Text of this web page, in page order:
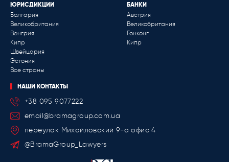
ЮРИСДИКЦИИ
Болгария
Великобритания
Венгрия
Кипр
Швейцария
Эстония
Все страны
БАНКИ
Австрия
Великобритания
Гонконг
Кипр
НАШИ КОНТАКТЫ
+38 095 9077222
email@bramagroup.com.ua
переулок Михайловский 9-a офис 4
@BramaGroup_Lawyers